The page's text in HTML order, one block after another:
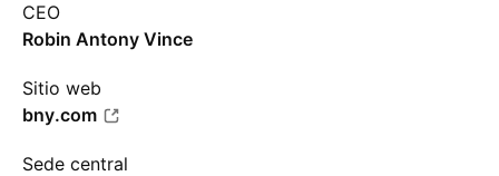
CEO
Robin Antony Vince
Sitio web
bny.com
Sede central